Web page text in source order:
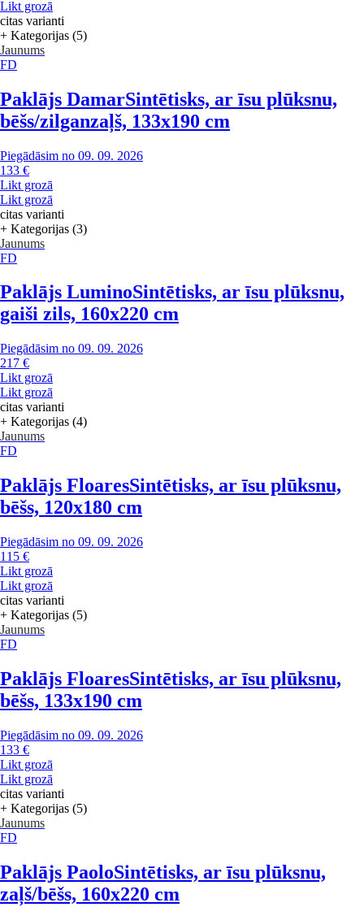
Likt grozā
citas varianti
+ Kategorijas (5)
Jaunums
FD
Paklājs DamarSintētisks, ar īsu plūksnu,
bēšs/zilganzaļš, 133x190 cm
Piegādāsim no 09. 09. 2026
133 €
Likt grozā
Likt grozā
citas varianti
+ Kategorijas (3)
Jaunums
FD
Paklājs LuminoSintētisks, ar īsu plūksnu,
gaiši zils, 160x220 cm
Piegādāsim no 09. 09. 2026
217 €
Likt grozā
Likt grozā
citas varianti
+ Kategorijas (4)
Jaunums
FD
Paklājs FloaresSintētisks, ar īsu plūksnu,
bēšs, 120x180 cm
Piegādāsim no 09. 09. 2026
115 €
Likt grozā
Likt grozā
citas varianti
+ Kategorijas (5)
Jaunums
FD
Paklājs FloaresSintētisks, ar īsu plūksnu,
bēšs, 133x190 cm
Piegādāsim no 09. 09. 2026
133 €
Likt grozā
Likt grozā
citas varianti
+ Kategorijas (5)
Jaunums
FD
Paklājs PaoloSintētisks, ar īsu plūksnu,
zaļš/bēšs, 160x220 cm